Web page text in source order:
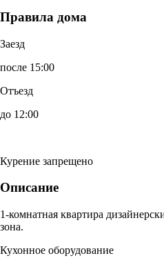
Правила дома
Заезд
после 15:00
Отъезд
до 12:00
Курение запрещено
Описание
1-комнатная квартира
зона.
Кухонное оборудование